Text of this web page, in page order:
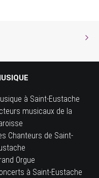
à Saint-Eustache
musicaux de la
Chanteurs de Saint-
Orgue
à Saint-Eustache